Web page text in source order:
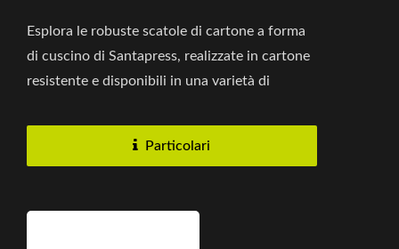
Esplora le robuste scatole di cartone a forma
di cuscino di Santapress, realizzate in cartone
resistente e disponibili in una varietà di
Particolari